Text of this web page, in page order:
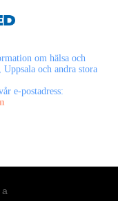
om hälsa och
och andra stora
e-postadress: